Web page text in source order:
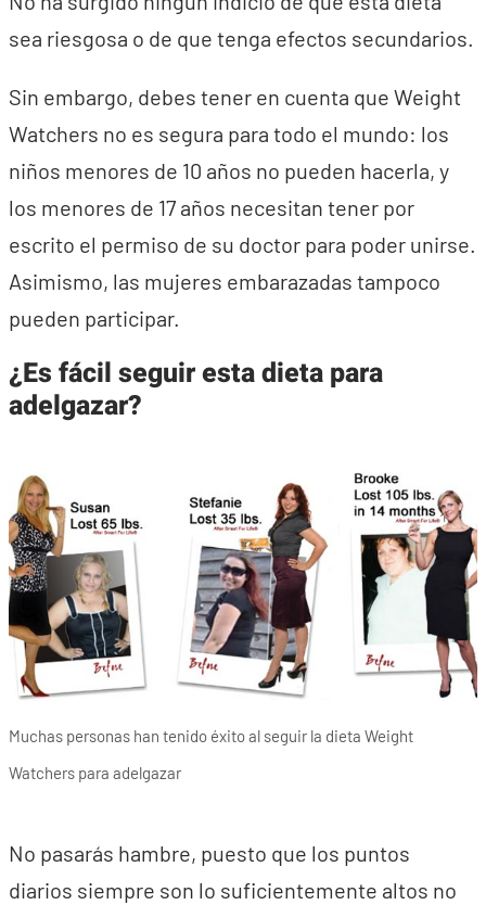
sea riesgosa o de que tenga efectos secundarios.
Sin embargo, debes tener en cuenta que Weight
Watchers no es segura para todo el mundo: los
niños menores de 10 años no pueden hacerla, y
los menores de 17 años necesitan tener por
escrito el permiso de su doctor para poder unirse.
Asimismo, las mujeres embarazadas tampoco
pueden participar.
¿Es fácil seguir esta dieta para
adelgazar?
Muchas personas han tenido éxito al seguir la dieta Weight
Watchers para adelgazar
No pasarás hambre, puesto que los puntos
diarios siempre son lo suficientemente altos no